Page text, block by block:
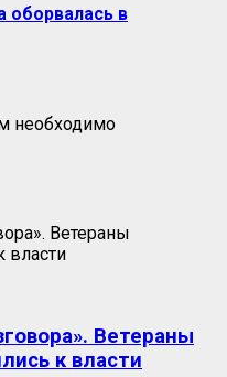
оборвалась в
необходимо
Ветераны
к власти